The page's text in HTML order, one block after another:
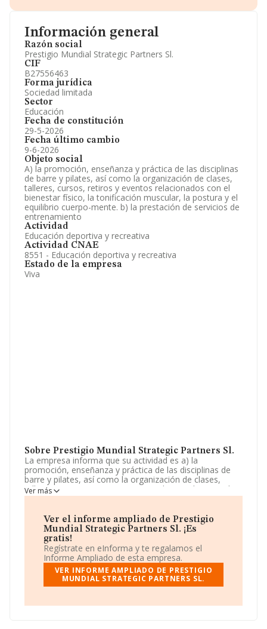
Información general
Razón social
Prestigio Mundial Strategic Partners Sl.
CIF
B27556463
Forma jurídica
Sociedad limitada
Sector
Educación
Fecha de constitución
29-5-2026
Fecha último cambio
9-6-2026
Objeto social
A) la promoción, enseñanza y práctica de las disciplinas
de barre y pilates, así como la organización de clases,
talleres, cursos, retiros y eventos relacionados con el
bienestar físico, la tonificación muscular, la postura y el
equilibrio cuerpo-mente. b) la prestación de servicios de
entrenamiento
Actividad
Educación deportiva y recreativa
Actividad CNAE
8551 - Educación deportiva y recreativa
Estado de la empresa
Viva
Sobre Prestigio Mundial Strategic Partners Sl.
La empresa informa que su actividad es a) la
promoción, enseñanza y práctica de las disciplinas de
barre y pilates, así como la organización de clases,
talleres, cursos, retiros y eventos relacionados con el
bienestar físico, la tonificación muscular, la postura y el
entrenamiento. La empresa es una Sociedad Limitada.
La actividad de referencia CNAE corresponde a
'Educación deportiva y recreativa', cuyo Código es 8551.
La compañía no tiene actividad en mercados exteriores.
La sociedad españolaPrestigio Mundial Strategic
Partners S.L, con CIF B27556463, tiene domicilio fiscal
en Calle Regulo núm. 1, (28023), Madrid, Madrid.
En relación con el sector y disponiendo de los datos de
Ver más
Ver el informe ampliado de Prestigio
Mundial Strategic Partners Sl. ¡Es
gratis!
Regístrate en eInforma y te regalamos el
Informe Ampliado de esta empresa.
VER INFORME AMPLIADO DE PRESTIGIO
MUNDIAL STRATEGIC PARTNERS SL.
Accionistas.
Artículos de prensa publicados sobre la empresa.
Información oficial y registral complementaria.